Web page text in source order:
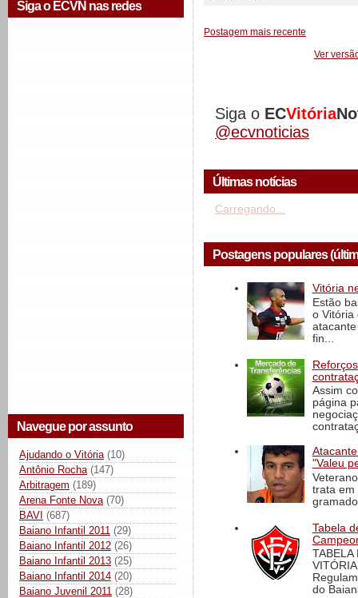
Siga o ECVN nas redes
Navegue por assunto
Ajudando o Vitória (10)
Antônio Rocha (147)
Arbitragem (189)
Arena Fonte Nova (70)
BAVI (687)
Baiano Infantil 2011 (29)
Baiano Infantil 2012 (26)
Baiano Infantil 2013 (25)
Baiano Infantil 2014 (20)
Baiano Juvenil 2011 (28)
Postagem mais recente
Ver
Siga o ECVitória
@ecvnoticias
Últimas notícias
Carregando...
Postagens populares
Vitória
Estão
o Vitória
fin...
Assim
página
"Valeu
trata em
Tabela
TABELA
do